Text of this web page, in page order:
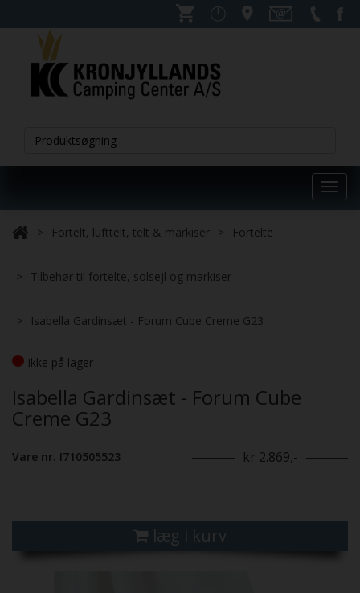
Fortelt, lufttelt, telt & markiser Fortelte
Tilbehør til fortelte, solsejl og markiser
Isabella Gardinsæt - Forum Cube Creme G23
Ikke på lager
Isabella Gardinsæt - Forum Cube
Creme G23
Vare nr. I710505523 kr 2.869,-
læg i kurv